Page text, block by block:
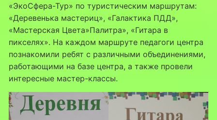
«ЭкоСфера-Тур» по туристическим маршрутам:
«Деревенька мастериц», «Галактика ПДД»,
«Мастерская Цвета»Палитра», «Гитара в
пикселях». На каждом маршруте педагоги центра
познакомили ребят с различными объединениями,
работающими на базе центра, а также провели
интересные мастер-классы.